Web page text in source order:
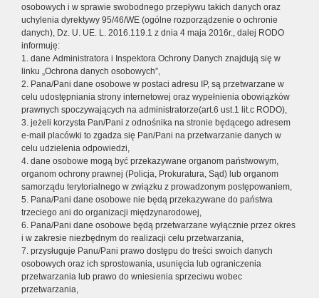
osobowych i w sprawie swobodnego przepływu takich danych oraz
uchylenia dyrektywy 95/46/WE (ogólne rozporządzenie o ochronie
danych), Dz. U. UE. L. 2016.119.1 z dnia 4 maja 2016r., dalej RODO
informuję:
1. dane Administratora i Inspektora Ochrony Danych znajdują się w
linku „Ochrona danych osobowych”,
2. Pana/Pani dane osobowe w postaci adresu IP, są przetwarzane w
celu udostępniania strony internetowej oraz wypełnienia obowiązków
prawnych spoczywających na administratorze(art.6 ust.1 lit.c RODO),
3. jeżeli korzysta Pan/Pani z odnośnika na stronie będącego adresem
e-mail placówki to zgadza się Pan/Pani na przetwarzanie danych w
celu udzielenia odpowiedzi,
4. dane osobowe mogą być przekazywane organom państwowym,
organom ochrony prawnej (Policja, Prokuratura, Sąd) lub organom
samorządu terytorialnego w związku z prowadzonym postępowaniem,
5. Pana/Pani dane osobowe nie będą przekazywane do państwa
trzeciego ani do organizacji międzynarodowej,
6. Pana/Pani dane osobowe będą przetwarzane wyłącznie przez okres
i w zakresie niezbędnym do realizacji celu przetwarzania,
7. przysługuje Panu/Pani prawo dostępu do treści swoich danych
osobowych oraz ich sprostowania, usunięcia lub ograniczenia
przetwarzania lub prawo do wniesienia sprzeciwu wobec
przetwarzania,